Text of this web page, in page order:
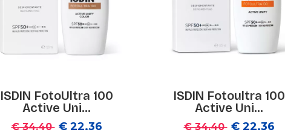
ISDIN FotoUltra 100
Active Uni...
€ 34.40 € 22.36
ISDIN Fotoultra 100
Active Uni...
€ 34.40 € 22.36